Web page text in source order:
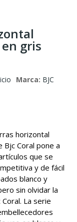
gris
Marca: BJC
horizontal
Bjc Coral pone a
que se
y de fácil
blanco y
sin olvidar la
La serie